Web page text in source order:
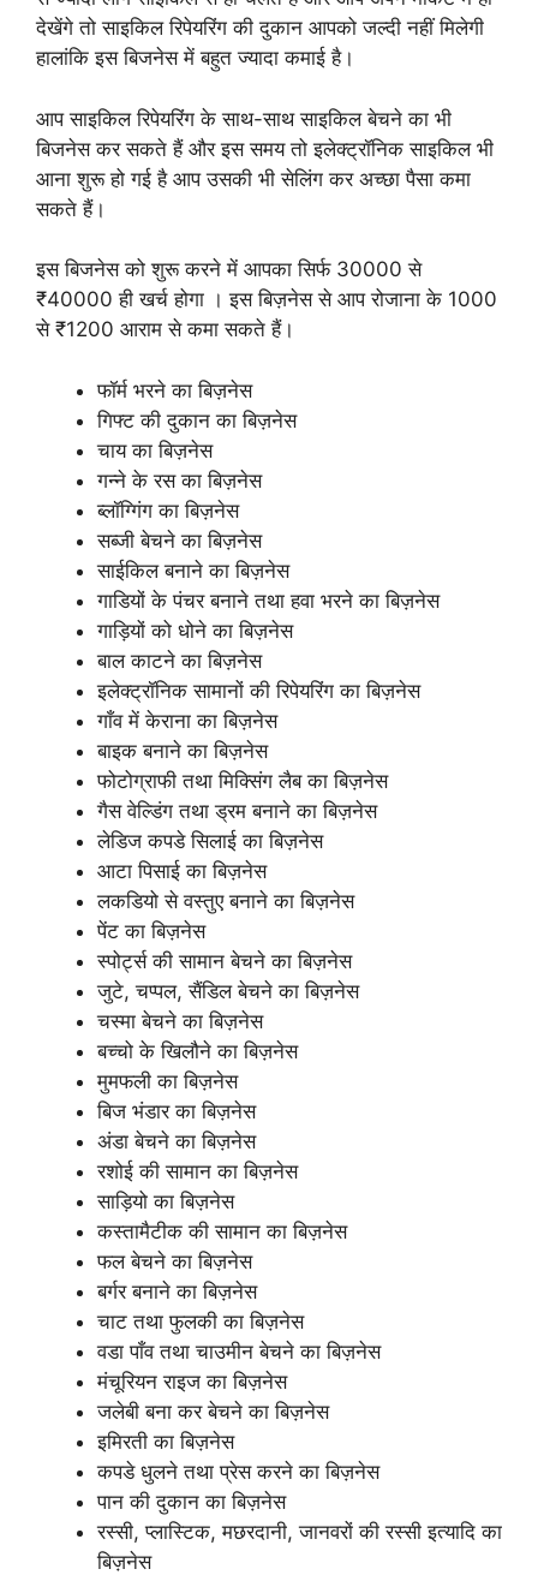
देखेंगे तो साइकिल रिपेयरिंग की दुकान आपको जल्दी नहीं मिलेगी
हालांकि इस बिजनेस में बहुत ज्यादा कमाई है।
आप साइकिल रिपेयरिंग के साथ-साथ साइकिल बेचने का भी
बिजनेस कर सकते हैं और इस समय तो इलेक्ट्रॉनिक साइकिल भी
आना शुरू हो गई है आप उसकी भी सेलिंग कर अच्छा पैसा कमा
सकते हैं।
इस बिजनेस को शुरू करने में आपका सिर्फ 30000 से
₹40000 ही खर्च होगा । इस बिज़नेस से आप रोजाना के 1000
से ₹1200 आराम से कमा सकते हैं।
फॉर्म भरने का बिज़नेस
गिफ्ट की दुकान का बिज़नेस
चाय का बिज़नेस
गन्ने के रस का बिज़नेस
ब्लॉग्गिंग का बिज़नेस
सब्जी बेचने का बिज़नेस
साईकिल बनाने का बिज़नेस
गाडियों के पंचर बनाने तथा हवा भरने का बिज़नेस
गाड़ियों को धोने का बिज़नेस
बाल काटने का बिज़नेस
इलेक्ट्रॉनिक सामानों की रिपेयरिंग का बिज़नेस
गाँव में केराना का बिज़नेस
बाइक बनाने का बिज़नेस
फोटोग्राफी तथा मिक्सिंग लैब का बिज़नेस
गैस वेल्डिंग तथा ड्रम बनाने का बिज़नेस
लेडिज कपडे सिलाई का बिज़नेस
आटा पिसाई का बिज़नेस
लकडियो से वस्तुए बनाने का बिज़नेस
पेंट का बिज़नेस
स्पोर्ट्स की सामान बेचने का बिज़नेस
जुटे, चप्पल, सैंडिल बेचने का बिज़नेस
चस्मा बेचने का बिज़नेस
बच्चो के खिलौने का बिज़नेस
मुमफली का बिज़नेस
बिज भंडार का बिज़नेस
अंडा बेचने का बिज़नेस
रशोई की सामान का बिज़नेस
साड़ियो का बिज़नेस
कस्तामैटीक की सामान का बिज़नेस
फल बेचने का बिज़नेस
बर्गर बनाने का बिज़नेस
चाट तथा फुलकी का बिज़नेस
वडा पाँव तथा चाउमीन बेचने का बिज़नेस
मंचूरियन राइज का बिज़नेस
जलेबी बना कर बेचने का बिज़नेस
इमिरती का बिज़नेस
कपडे धुलने तथा प्रेस करने का बिज़नेस
पान की दुकान का बिज़नेस
रस्सी, प्लास्टिक, मछरदानी, जानवरों की रस्सी इत्यादि का
बिज़नेस